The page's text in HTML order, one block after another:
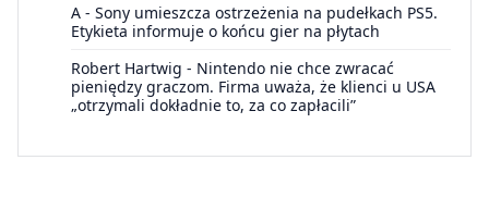
A - Sony umieszcza ostrzeżenia na pudełkach PS5.
Etykieta informuje o końcu gier na płytach
Robert Hartwig - Nintendo nie chce zwracać
pieniędzy graczom. Firma uważa, że klienci u USA
„otrzymali dokładnie to, za co zapłacili”